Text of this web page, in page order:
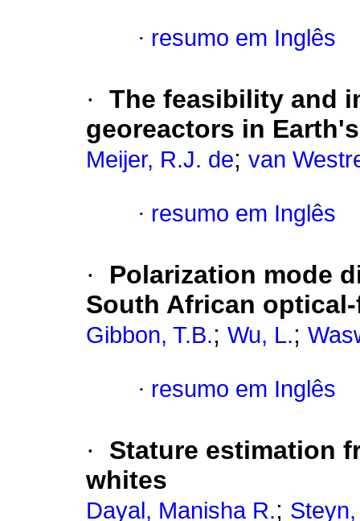
· resumo em Inglês
· The feasibility and
georeactors in
Meijer, R.J. de; van
· resumo em Inglês
·
Polarization mode
South African
Gibbon, T.B.; Wu, L.;
· resumo em Inglês
·
Stature estimation
whites
Dayal, Manisha R.;